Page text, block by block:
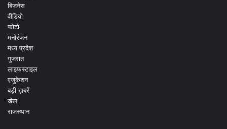
बिजनेस
वीडियो
फोटो
मनोरंजन
मध्य प्रदेश
गुजरात
लाइफस्टाइल
एजुकेशन
बड़ी ख़बरें
खेल
राजस्थान